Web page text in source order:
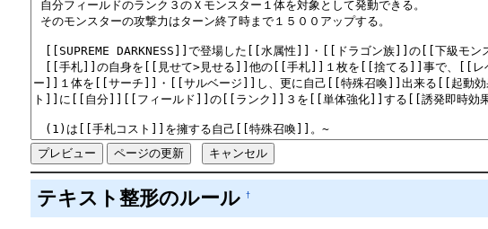
テキスト整形のルール †